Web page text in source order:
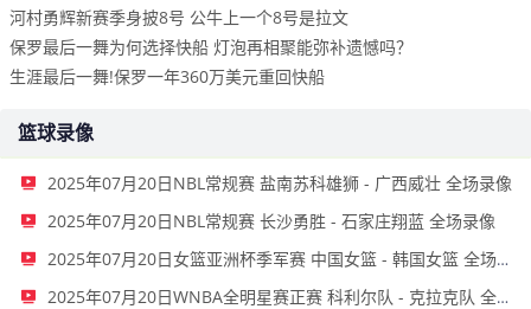
河村勇辉新赛季身披8号 公牛上一个8号是拉文
保罗最后一舞为何选择快船 灯泡再相聚能弥补遗憾吗？
生涯最后一舞!保罗一年360万美元重回快船
篮球录像
2025年07月20日NBL常规赛 盐南苏科雄狮 - 广西威壮 全场录像
2025年07月20日NBL常规赛 长沙勇胜 - 石家庄翔蓝 全场录像
2025年07月20日女篮亚洲杯季军赛 中国女篮 - 韩国女篮 全场录像
2025年07月20日WNBA全明星赛正赛 科利尔队 - 克拉克队 全场录像